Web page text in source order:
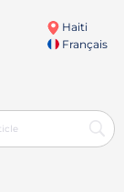
Haiti
Français